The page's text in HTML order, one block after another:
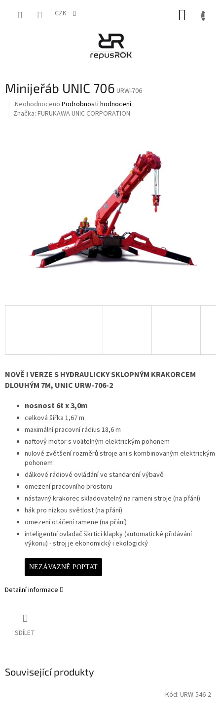
CZK
Minijeřáb UNIC 706 URW-706
Průměrné
hodnocení
Neohodnoceno Podrobnosti hodnocení
Značka: FURUKAWA UNIC CORPORATION
NOVĚ I VERZE S HYDRAULICKY SKLOPNÝM KRAKORCEM
DLOUHÝM 7M, UNIC URW-706-2
nosnost 6t x 3,0m
celková šířka 1,67 m
maximální pracovní rádius 18,6 m
naftový motor s volitelným elektrickým pohonem
nulové zvětšení rozměrů stroje ani s kombinovaným elektrickým
pohonem
dálkové rádiové ovládání ve standardní výbavě
omezení pracovního prostoru
nástavný krakorec skladovatelný na rameni stroje (na přání)
hák pro nízkou světlost (na přání)
omezení otáčení ramene (na přání)
inteligentní ovladač škrtící klapky (automatické přidávání
výkonu) - stroj je ekonomický i ekologický
NEZÁVAZNĚ POPTAT
Detailní informace
SDÍLET
Související produkty
Kód: URW-546-2